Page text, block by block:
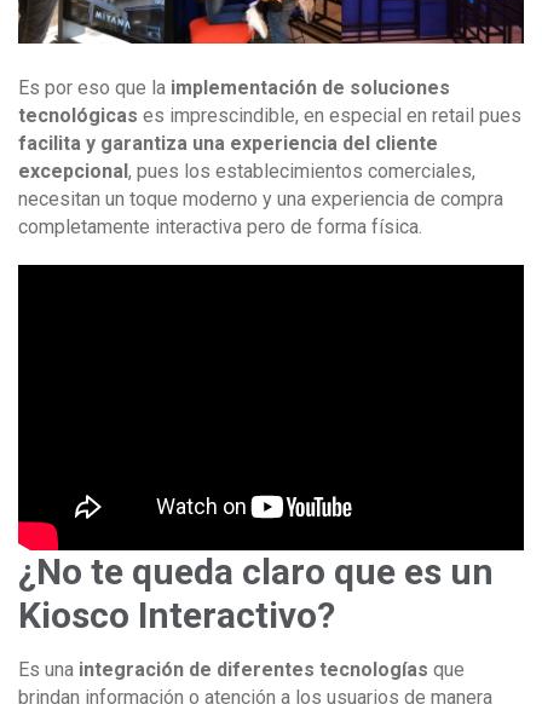
Es por eso que la implementación de soluciones
tecnológicas es imprescindible, en especial en retail pues
facilita y garantiza una experiencia del cliente
excepcional , pues los establecimientos comerciales,
necesitan un toque moderno y una experiencia de compra
completamente interactiva pero de forma física.
¿No te queda claro que es un
Kiosco Interactivo?
Es una integración de diferentes tecnologías que
brindan información o atención a los usuarios de manera